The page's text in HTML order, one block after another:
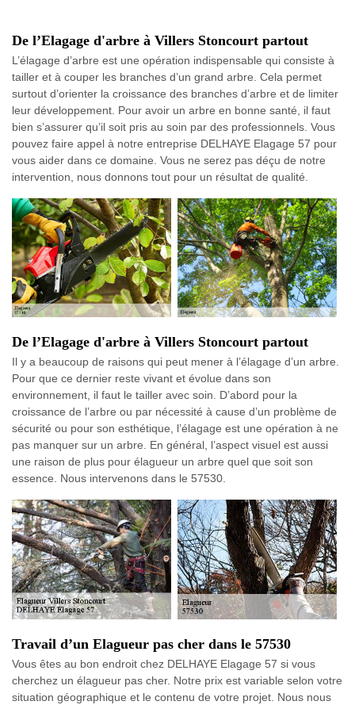
De l’Elagage d'arbre à Villers Stoncourt partout
L’élagage d’arbre est une opération indispensable qui consiste à
tailler et à couper les branches d’un grand arbre. Cela permet
surtout d’orienter la croissance des branches d’arbre et de limiter
leur développement. Pour avoir un arbre en bonne santé, il faut
bien s’assurer qu’il soit pris au soin par des professionnels. Vous
pouvez faire appel à notre entreprise DELHAYE Elagage 57 pour
vous aider dans ce domaine. Vous ne serez pas déçu de notre
intervention, nous donnons tout pour un résultat de qualité.
De l’Elagage d'arbre à Villers Stoncourt partout
Il y a beaucoup de raisons qui peut mener à l’élagage d’un arbre.
Pour que ce dernier reste vivant et évolue dans son
environnement, il faut le tailler avec soin. D’abord pour la
croissance de l’arbre ou par nécessité à cause d’un problème de
sécurité ou pour son esthétique, l’élagage est une opération à ne
pas manquer sur un arbre. En général, l’aspect visuel est aussi
une raison de plus pour élagueur un arbre quel que soit son
essence. Nous intervenons dans le 57530.
Travail d’un Elagueur pas cher dans le 57530
Vous êtes au bon endroit chez DELHAYE Elagage 57 si vous
cherchez un élagueur pas cher. Notre prix est variable selon votre
situation géographique et le contenu de votre projet. Nous nous